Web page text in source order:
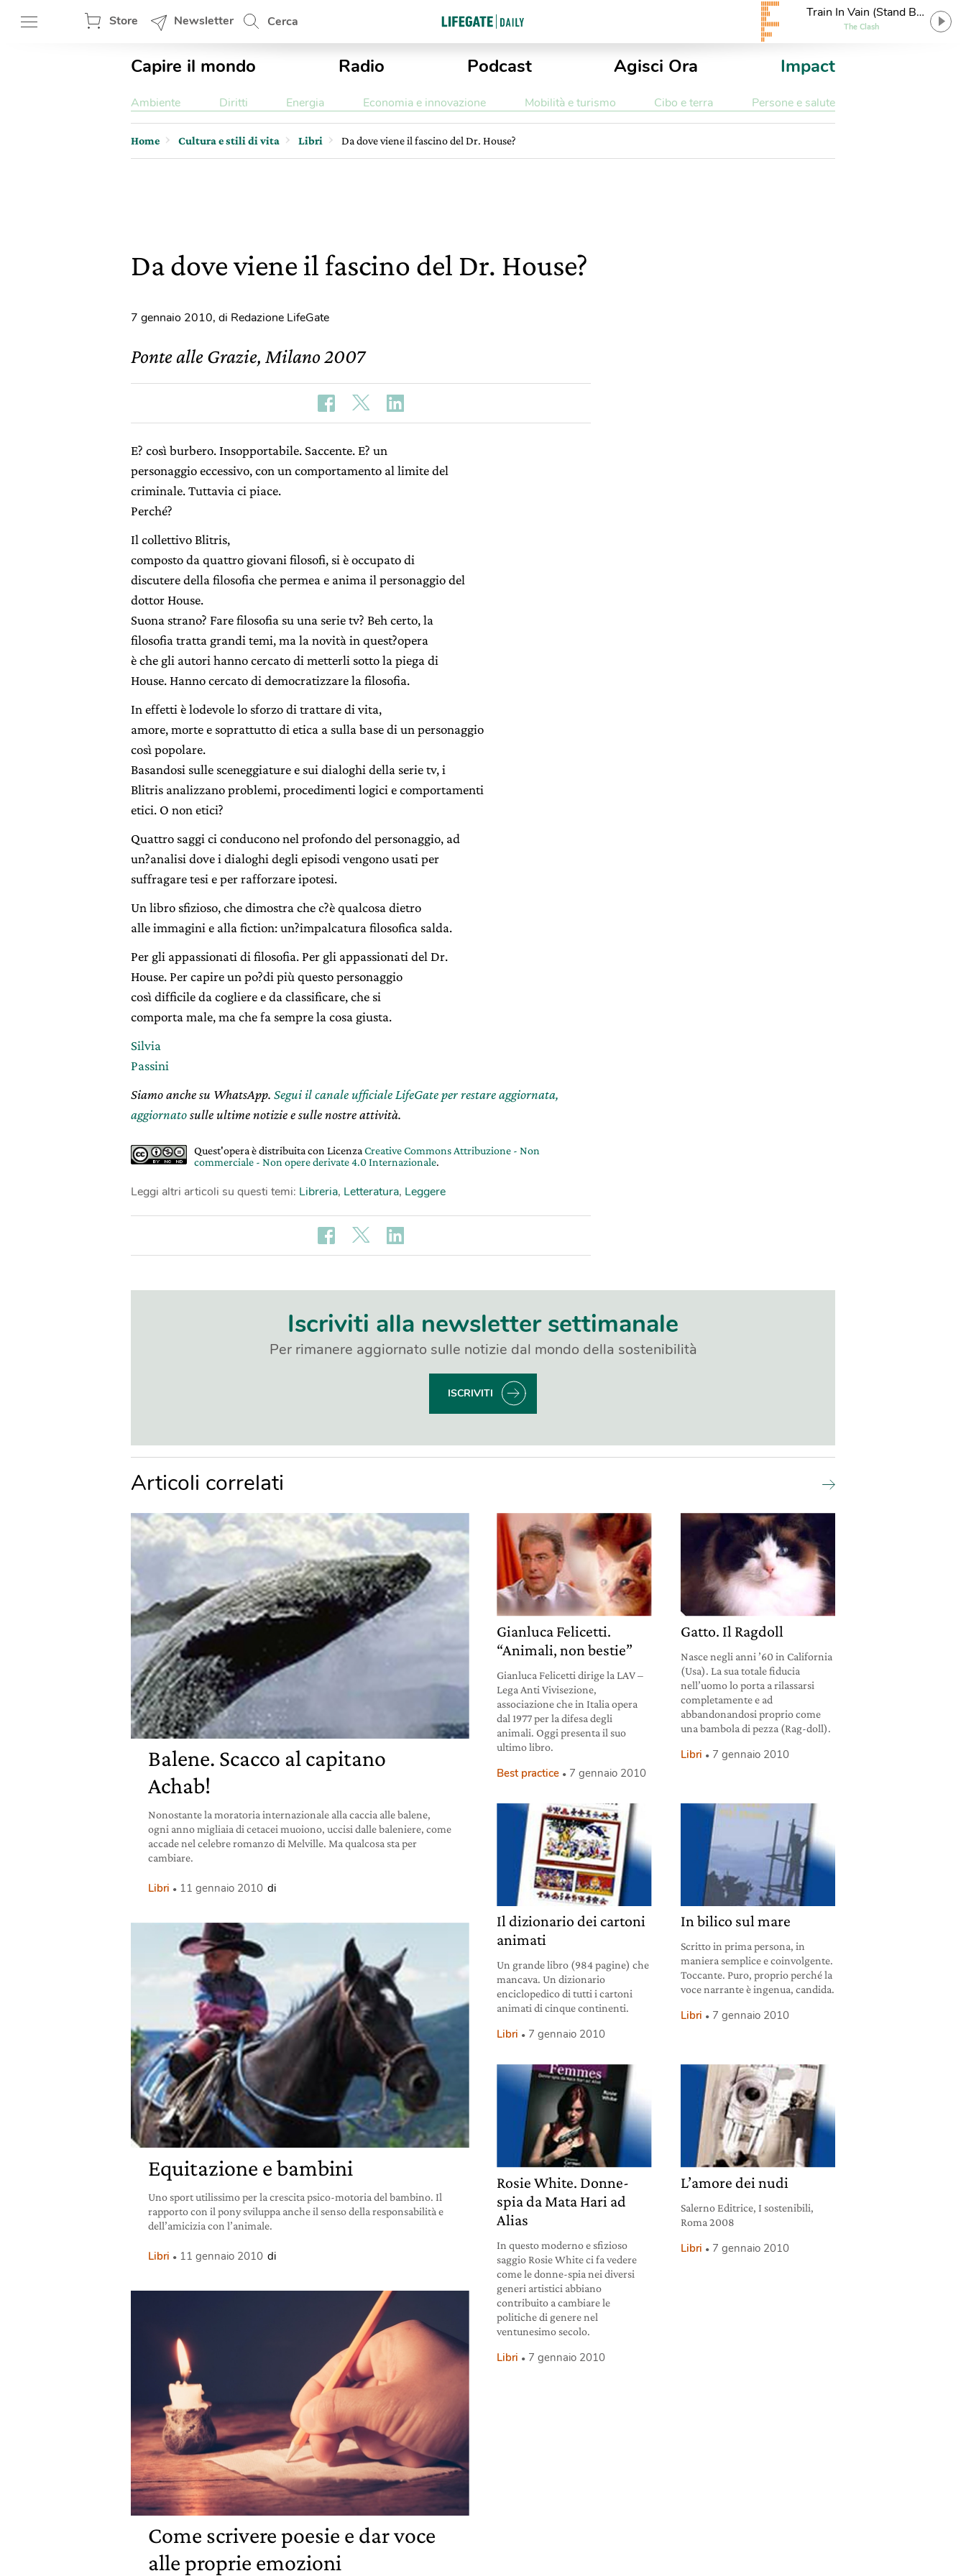
Store Newsletter Cerca
Train In Vain (Stand By
Me)
The Clash
Capire il mondo Radio Podcast Agisci Ora Impact
Ambiente Diritti Energia Economia e innovazione Mobilità e turismo Cibo e terra Persone e salute
Home Cultura e stili di vita Libri Da dove viene il fascino del Dr. House?
Da dove viene il fascino del Dr. House?
7 gennaio 2010, di Redazione LifeGate
Ponte alle Grazie, Milano 2007
E? così burbero. Insopportabile. Saccente. E? un
personaggio eccessivo, con un comportamento al limite del
criminale. Tuttavia ci piace.
Perché?
Il collettivo Blitris,
composto da quattro giovani filosofi, si è occupato di
discutere della filosofia che permea e anima il personaggio del
dottor House.
Suona strano? Fare filosofia su una serie tv? Beh certo, la
filosofia tratta grandi temi, ma la novità in quest?opera
è che gli autori hanno cercato di metterli sotto la piega di
House. Hanno cercato di democratizzare la filosofia.
In effetti è lodevole lo sforzo di trattare di vita,
amore, morte e soprattutto di etica a sulla base di un personaggio
così popolare.
Basandosi sulle sceneggiature e sui dialoghi della serie tv, i
Blitris analizzano problemi, procedimenti logici e comportamenti
etici. O non etici?
Quattro saggi ci conducono nel profondo del personaggio, ad
un?analisi dove i dialoghi degli episodi vengono usati per
suffragare tesi e per rafforzare ipotesi.
Un libro sfizioso, che dimostra che c?è qualcosa dietro
alle immagini e alla fiction: un?impalcatura filosofica salda.
Per gli appassionati di filosofia. Per gli appassionati del Dr.
House. Per capire un po?di più questo personaggio
così difficile da cogliere e da classificare, che si
comporta male, ma che fa sempre la cosa giusta.
Silvia
Passini
Siamo anche su WhatsApp. Segui il canale ufficiale LifeGate per restare aggiornata,
aggiornatosulle ultime notizie e sulle nostre attività.
Quest'opera è distribuita con Licenza Creative Commons Attribuzione - Non
commerciale - Non opere derivate 4.0 Internazionale.
Leggi altri articoli su questi temi: Libreria, Letteratura, Leggere
Iscriviti alla newsletter settimanale
Per rimanere aggiornato sulle notizie dal mondo della sostenibilità
ISCRIVITI
Articoli correlati
Balene. Scacco al capitano
Achab!
Nonostante la moratoria internazionale alla caccia alle balene,
ogni anno migliaia di cetacei muoiono, uccisi dalle baleniere, come
accade nel celebre romanzo di Melville. Ma qualcosa sta per
cambiare.
Libri 11 gennaio 2010 di
Equitazione e bambini
Uno sport utilissimo per la crescita psico-motoria del bambino. Il
rapporto con il pony sviluppa anche il senso della responsabilità e
dell’amicizia con l’animale.
Libri 11 gennaio 2010 di
Come scrivere poesie e dar voce
alle proprie emozioni
Gianluca Felicetti.
“Animali, non bestie”
Gianluca Felicetti dirige la LAV –
Lega Anti Vivisezione,
associazione che in Italia opera
dal 1977 per la difesa degli
animali. Oggi presenta il suo
ultimo libro.
Best practice 7 gennaio 2010
Gatto. Il Ragdoll
Nasce negli anni ’60 in California
(Usa). La sua totale fiducia
nell’uomo lo porta a rilassarsi
completamente e ad
abbandonandosi proprio come
una bambola di pezza (Rag-doll).
Libri 7 gennaio 2010
Il dizionario dei cartoni
animati
Un grande libro (984 pagine) che
mancava. Un dizionario
enciclopedico di tutti i cartoni
animati di cinque continenti.
Libri 7 gennaio 2010
In bilico sul mare
Scritto in prima persona, in
maniera semplice e coinvolgente.
Toccante. Puro, proprio perché la
voce narrante è ingenua, candida.
Libri 7 gennaio 2010
Rosie White. Donne-
spia da Mata Hari ad
Alias
In questo moderno e sfizioso
saggio Rosie White ci fa vedere
come le donne-spia nei diversi
generi artistici abbiano
contribuito a cambiare le
politiche di genere nel
ventunesimo secolo.
Libri 7 gennaio 2010
L’amore dei nudi
Salerno Editrice, I sostenibili,
Roma 2008
Libri 7 gennaio 2010